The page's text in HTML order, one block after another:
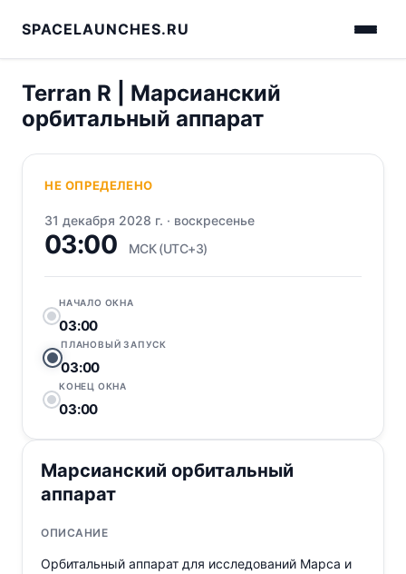
SPACELAUNCHES.RU
Terran R | Марсианский
орбитальный аппарат
НЕ ОПРЕДЕЛЕНО
31 декабря 2028 г. · воскресенье
03:00 МСК (UTC+3)
НАЧАЛО ОКНА
03:00
ПЛАНОВЫЙ ЗАПУСК
03:00
КОНЕЦ ОКНА
03:00
Марсианский орбитальный
аппарат
ОПИСАНИЕ
Орбитальный аппарат для исследований Марса и